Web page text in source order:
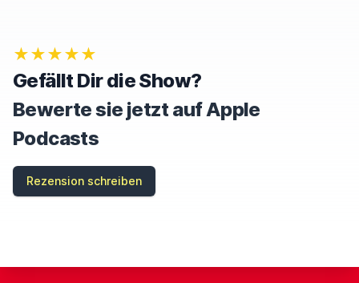
★★★★★
Gefällt Dir die Show?
Bewerte sie jetzt auf Apple
Podcasts
Rezension schreiben